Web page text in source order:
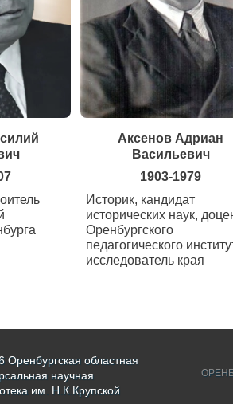
Аксенов Адриан
Васильевич
1903-1979
Историк, кандидат
исторических наук,
Оренбургского
педагогического
исследователь края
Оренбургская областная
научная
им. Н.К.Крупской